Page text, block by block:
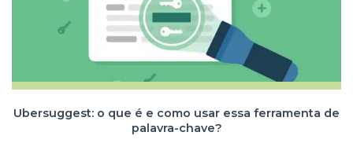
Ubersuggest: o que é e como usar essa ferramenta de
palavra-chave?